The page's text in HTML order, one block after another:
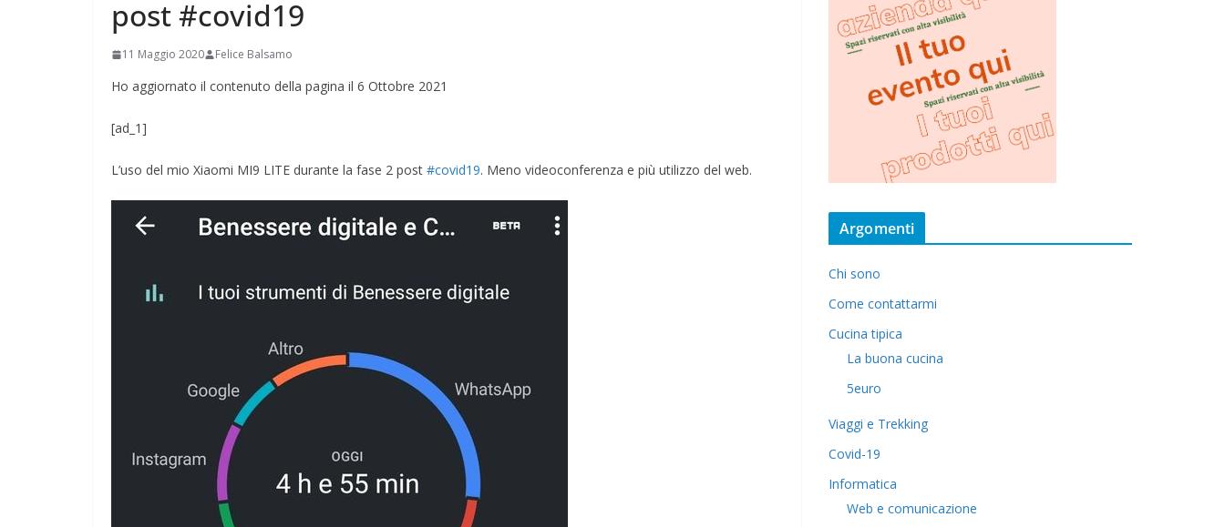
post #covid19
11 Maggio 2020 Felice Balsamo
Ho aggiornato il contenuto della pagina il 6 Ottobre 2021
[ad_1]
L’uso del mio Xiaomi MI9 LITE durante la fase 2 post #covid19. Meno videoconferenza e più utilizzo del web.
Argomenti
Chi sono
Come contattarmi
Cucina tipica
La buona cucina
5euro
Viaggi e Trekking
Covid-19
Informatica
Web e comunicazione